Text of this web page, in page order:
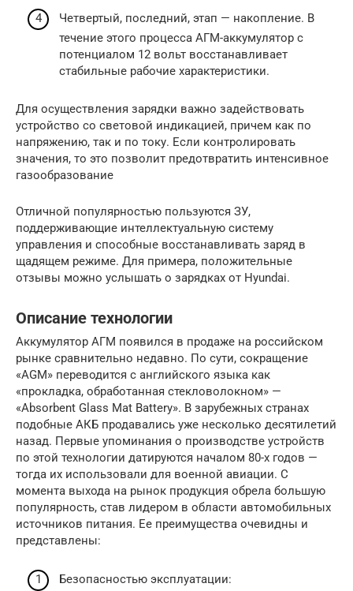
Четвертый, последний, этап — накопление. В
течение этого процесса АГМ-аккумулятор с
потенциалом 12 вольт восстанавливает
стабильные рабочие характеристики.
Для осуществления зарядки важно задействовать
устройство со световой индикацией, причем как по
напряжению, так и по току. Если контролировать
значения, то это позволит предотвратить интенсивное
газообразование
Отличной популярностью пользуются ЗУ,
поддерживающие интеллектуальную систему
управления и способные восстанавливать заряд в
щадящем режиме. Для примера, положительные
отзывы можно услышать о зарядках от Hyundai.
Описание технологии
Аккумулятор АГМ появился в продаже на российском
рынке сравнительно недавно. По сути, сокращение
«AGM» переводится с английского языка как
«прокладка, обработанная стекловолокном» —
«Absorbent Glass Mat Battery». В зарубежных странах
подобные АКБ продавались уже несколько десятилетий
назад. Первые упоминания о производстве устройств
по этой технологии датируются началом 80-х годов —
тогда их использовали для военной авиации. С
момента выхода на рынок продукция обрела большую
популярность, став лидером в области автомобильных
источников питания. Ее преимущества очевидны и
представлены:
Безопасностью эксплуатации: